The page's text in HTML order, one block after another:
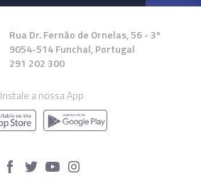
Rua Dr. Fernão de Ornelas, 56 - 3º
9054-514 Funchal, Portugal
291 202 300
Instale a nossa App